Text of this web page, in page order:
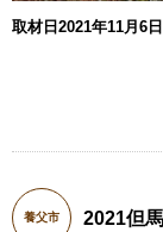
取材日2021年11月6
養父市
2021但